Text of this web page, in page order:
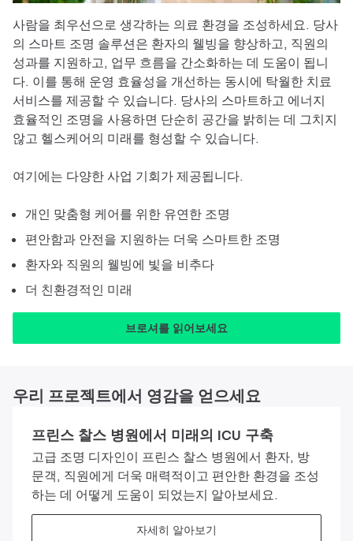
사람을 최우선으로 생각하는 의료 환경을 조성하세요. 당사
의 스마트 조명 솔루션은 환자의 웰빙을 향상하고, 직원의
성과를 지원하고, 업무 흐름을 간소화하는 데 도움이 됩니
다. 이를 통해 운영 효율성을 개선하는 동시에 탁월한 치료
서비스를 제공할 수 있습니다. 당사의 스마트하고 에너지
효율적인 조명을 사용하면 단순히 공간을 밝히는 데 그치지
않고 헬스케어의 미래를 형성할 수 있습니다.
여기에는 다양한 사업 기회가 제공됩니다.
개인 맞춤형 케어를 위한 유연한 조명
편안함과 안전을 지원하는 더욱 스마트한 조명
환자와 직원의 웰빙에 빛을 비추다
더 친환경적인 미래
브로셔를 읽어보세요
우리 프로젝트에서 영감을 얻으세요
프린스 찰스 병원에서 미래의 ICU 구축
고급 조명 디자인이 프린스 찰스 병원에서 환자, 방
문객, 직원에게 더욱 매력적이고 편안한 환경을 조성
하는 데 어떻게 도움이 되었는지 알아보세요.
자세히 알아보기